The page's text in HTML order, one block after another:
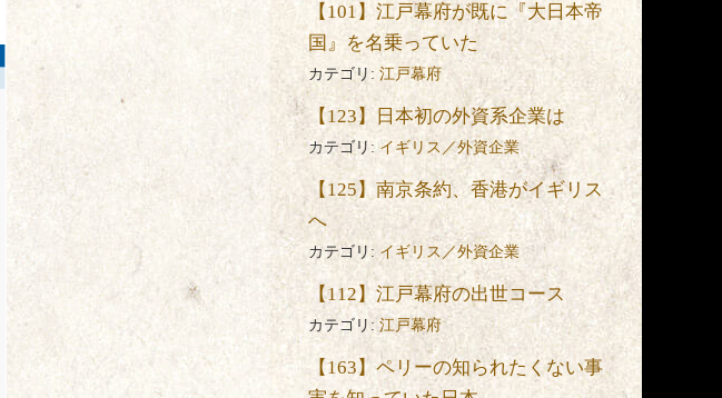
【101】江戸幕府が既に『大日本帝
国』を名乗っていた
カテゴリ: 江戸幕府
【123】日本初の外資系企業は
カテゴリ:イギリス／外資企業
【125】南京条約、香港がイギリス
へ
カテゴリ: イギリス／外資企業
【112】江戸幕府の出世コース
カテゴリ: 江戸幕府
【163】ペリーの知られたくない事